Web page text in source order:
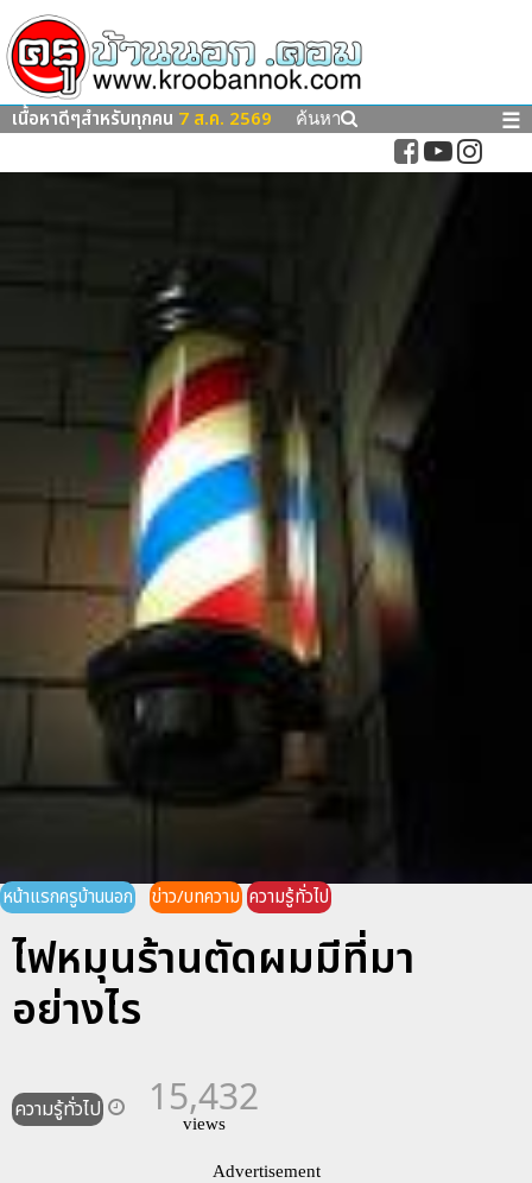
เนื้อหาดีๆสำหรับทุกคน 7 ส.ค. 2569 ค้นหา ☰
หน้าแรกครูบ้านนอก ข่าว/บทความ ความรู้ทั่วไป
ไฟหมุนร้านตัดผมมีที่มา
อย่างไร
ความรู้ทั่วไป 15,432
views
Advertisement